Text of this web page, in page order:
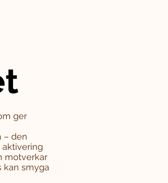
ger
– den
aktivering
motverkar
kan smyga